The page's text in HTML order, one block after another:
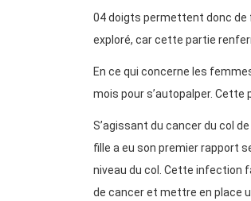
04 doigts permettent donc de
exploré, car cette partie
En ce qui concerne les
mois pour s’autopalper.
S’agissant du cancer du col
fille a eu son premier rapport
niveau du col. Cette infection
de cancer et mettre en place